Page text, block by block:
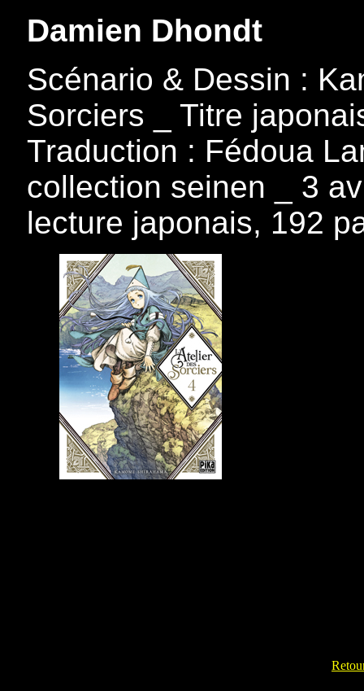
Damien Dhondt
Scénario & Dessin :
Sorciers _ Titre
Traduction : Fédoua
collection seinen _ 3
lecture japonais, 192